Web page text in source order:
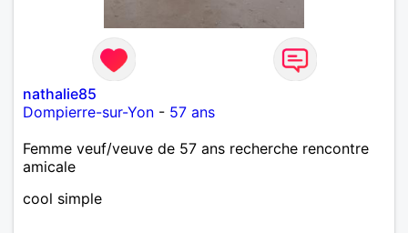
nathalie85
Dompierre-sur-Yon - 57 ans
Femme veuf/veuve de 57 ans recherche rencontre
amicale
cool simple